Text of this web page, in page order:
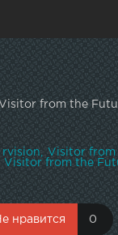
from the
rvision
Visitor from
Visitor from the
нравится 0